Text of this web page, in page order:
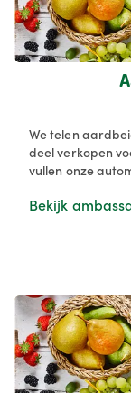
We telen
deel verkopen
vullen onze
Bekijk